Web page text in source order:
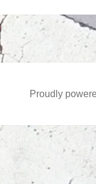
投
Proudly